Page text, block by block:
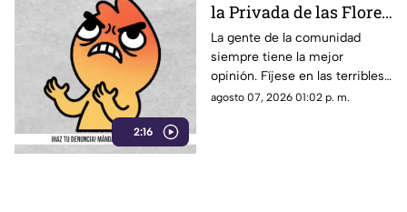
2:16
la Privada de las Flores
de Tepoztlán,
ciudadanos viven sin
pavimento ni drenaje
La gente de la comunidad
siempre tiene la mejor
opinión. Fíjese en las terribles
condiciones en las que viven
agosto 07, 2026 01:02 p. m.